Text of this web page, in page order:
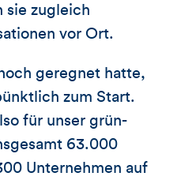
sie zugleich
vor Ort.
geregnet hatte,
zum Start.
für unser grün-
63.000
Unternehmen auf